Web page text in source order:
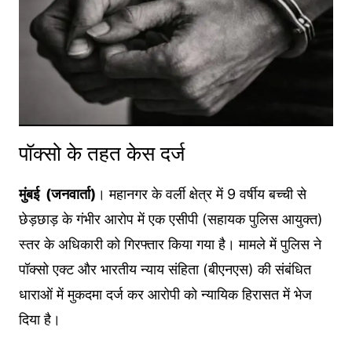
पॉक्सो के तहत केस दर्ज
मुंबई (जनवार्ता) । महानगर के वर्ली क्षेत्र में 9 वर्षीय बच्ची से
छेड़छाड़ के गंभीर आरोप में एक एसीपी (सहायक पुलिस आयुक्त)
स्तर के अधिकारी को गिरफ्तार किया गया है। मामले में पुलिस ने
पॉक्सो एक्ट और भारतीय न्याय संहिता (बीएनएस) की संबंधित
धाराओं में मुकदमा दर्ज कर आरोपी को न्यायिक हिरासत में भेज
दिया है।